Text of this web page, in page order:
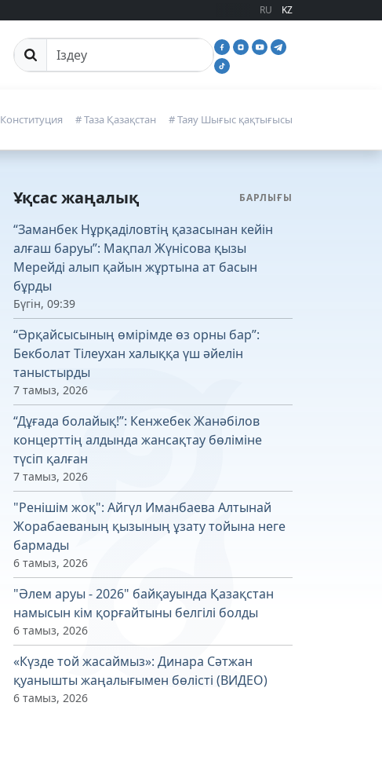
RU KZ
Сайттан іздеу
# Таза Қазақстан # Таяу Шығыс қақтығысы
Ұқсас жаңалық БАРЛЫҒЫ
“Заманбек Нұрқаділовтің қазасынан кейін
алғаш баруы”: Мақпал Жүнісова қызы
Мерейді алып қайын жұртына ат басын
бұрды
Бүгін, 09:39
“Әрқайсысының өмірімде өз орны бар”:
Бекболат Тілеухан халыққа үш әйелін
таныстырды
7 тамыз, 2026
“Дұғада болайық!”: Кенжебек Жанәбілов
концерттің алдында жансақтау бөліміне
түсіп қалған
7 тамыз, 2026
"Ренішім жоқ": Айгүл Иманбаева Алтынай
Жорабаеваның қызының ұзату тойына неге
бармады
6 тамыз, 2026
"Әлем аруы - 2026" байқауында Қазақстан
намысын кім қорғайтыны белгілі болды
6 тамыз, 2026
«Күзде той жасаймыз»: Динара Сәтжан
қуанышты жаңалығымен бөлісті (ВИДЕО)
6 тамыз, 2026